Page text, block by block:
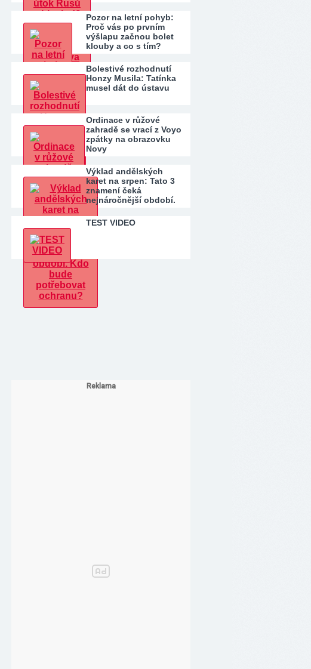
Pozor na letní pohyb:
Proč vás po prvním
výšlapu začnou bolet
klouby a co s tím?
Bolestivé rozhodnutí
Honzy Musila: Tatínka
musel dát do ústavu
Ordinace v růžové
zahradě se vrací z Voyo
zpátky na obrazovku
Novy
Výklad andělských
karet na srpen: Tato 3
znamení čeká
nejnáročnější období.
TEST VIDEO